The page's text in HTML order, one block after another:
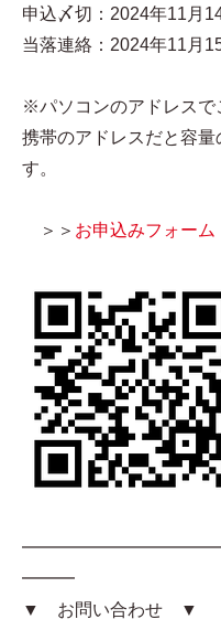
申込〆切：2024年11月
当落連絡：2024年11月
※パソコンのアドレスで
携帯のアドレスだと容
す。
＞＞ お申込みフォーム
━━━
▼ お問い合わせ ▼